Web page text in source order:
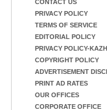
CONTACT US
PRIVACY POLICY
TERMS OF SERVICE
EDITORIAL POLICY
PRIVACY POLICY-
COPYRIGHT POLICY
ADVERTISEMENT
PRINT AD RATES
OUR OFFICES
CORPORATE OFFICE